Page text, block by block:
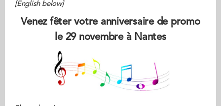
[English below]
Venez fêter votre anniversaire de promo
le 29 novembre à Nantes